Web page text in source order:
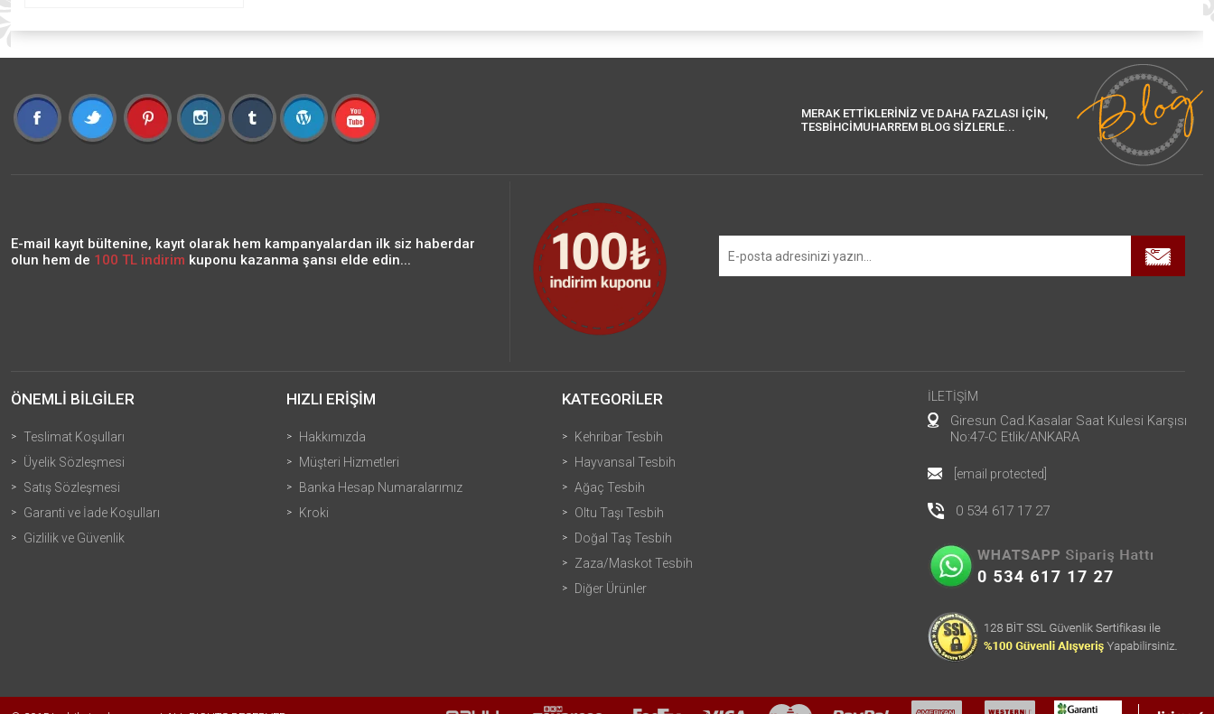
MERAK ETTİKLERİNİZ VE DAHA FAZLASI İÇİN,
TESBİHCİMUHARREM BLOG SİZLERLE...
E-mail kayıt bültenine, kayıt olarak hem kampanyalardan ilk siz haberdar
olun hem de 100 TL indirim kuponu kazanma şansı elde edin...
ÖNEMLİ BİLGİLER
Teslimat Koşulları
Üyelik Sözleşmesi
Satış Sözleşmesi
Garanti ve İade Koşulları
Gizlilik ve Güvenlik
HIZLI ERİŞİM
Hakkımızda
Müşteri Hizmetleri
Banka Hesap Numaralarımız
Kroki
KATEGORİLER
Kehribar Tesbih
Hayvansal Tesbih
Ağaç Tesbih
Oltu Taşı Tesbih
Doğal Taş Tesbih
Zaza/Maskot Tesbih
Diğer Ürünler
İLETİŞİM
Giresun Cad.Kasalar Saat Kulesi Karşısı
No:47-C Etlik/ANKARA
[email protected]
0 534 617 17 27